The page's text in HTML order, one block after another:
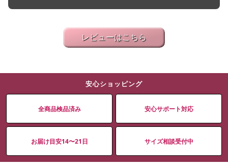
レビューはこちら
安心ショッピング
全商品検品済み 安心サポート対応
お届け目安14〜21日 サイズ相談受付中